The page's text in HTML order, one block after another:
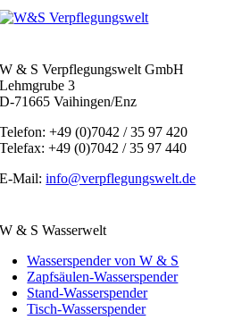
W & S Verpflegungswelt GmbH
Lehmgrube 3
D-71665 Vaihingen/Enz
Telefon: +49 (0)7042 / 35 97 420
Telefax: +49 (0)7042 / 35 97 440
E-Mail:info@verpflegungswelt.de
W & S Wasserwelt
Wasserspender von W & S
Zapfsäulen-Wasserspender
Stand-Wasserspender
Tisch-Wasserspender